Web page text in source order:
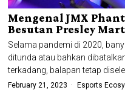
Mengenal JMX
Besutan Presley
Selama pandemi di 2020,
ditunda atau bahkan
terkadang, balapan tetap
February 21, 2023 Esports